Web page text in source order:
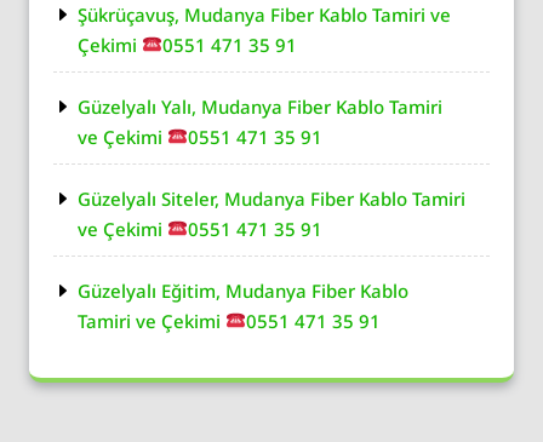
Şükrüçavuş, Mudanya Fiber Kablo Tamiri ve
Çekimi
0551 471 35 91
Güzelyalı Yalı, Mudanya Fiber Kablo Tamiri
ve Çekimi
0551 471 35 91
Güzelyalı Siteler, Mudanya Fiber Kablo Tamiri
ve Çekimi
0551 471 35 91
Güzelyalı Eğitim, Mudanya Fiber Kablo
Tamiri ve Çekimi
0551 471 35 91